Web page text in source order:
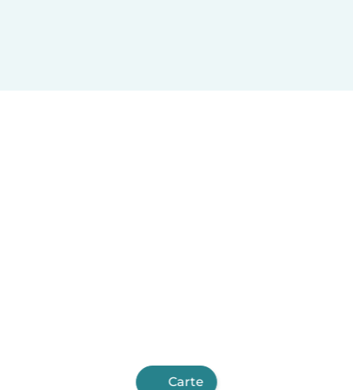
Carte